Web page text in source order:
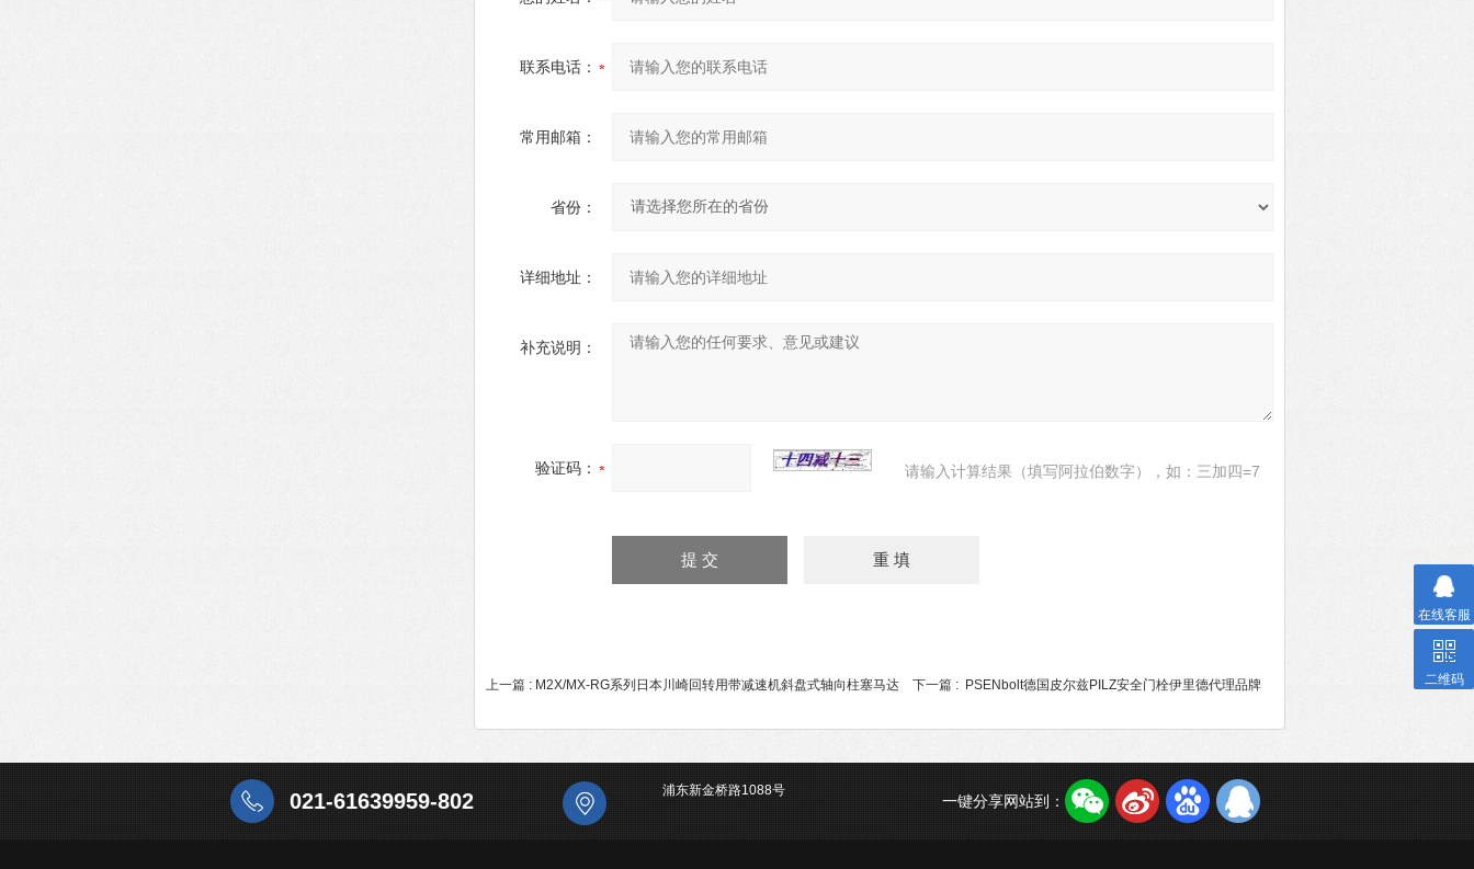
联系电话：
常用邮箱：
省份：
详细地址：
补充说明：
验证码： 请输入计算结果（填写阿拉伯数字），如：三加四=7
上一篇 : M2X/MX-RG系列日本川崎回转用带减速机斜盘式轴向柱塞马达 下一篇 : PSENbolt德国皮尔兹PILZ安全门栓伊里德代理品牌
021-61639959-802 浦东新金桥路1088号
一键分享网站到：
在线客服
二维码